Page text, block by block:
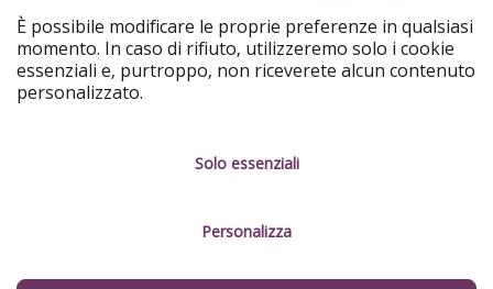
È possibile modificare le proprie preferenze in qualsiasi
momento. In caso di rifiuto, utilizzeremo solo i cookie
essenziali e, purtroppo, non riceverete alcun contenuto
personalizzato.
Solo essenziali
Personalizza